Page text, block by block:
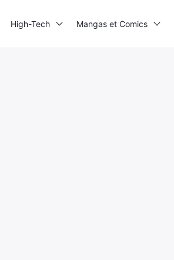
High-Tech Mangas et Comics